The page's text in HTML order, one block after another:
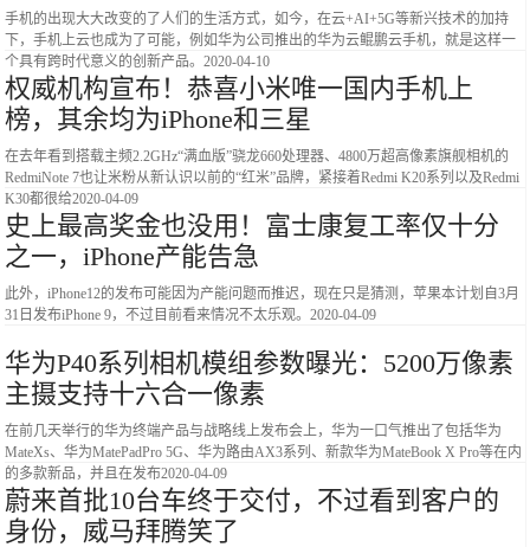
手机的出现大大改变的了人们的生活方式，如今，在云+AI+5G等新兴技术的加持
下，手机上云也成为了可能，例如华为公司推出的华为云鲲鹏云手机，就是这样一
个具有跨时代意义的创新产品。2020-04-10
权威机构宣布！恭喜小米唯一国内手机上
榜，其余均为iPhone和三星
在去年看到搭载主频2.2GHz“满血版”骁龙660处理器、4800万超高像素旗舰相机的
RedmiNote 7也让米粉从新认识以前的“红米”品牌，紧接着Redmi K20系列以及Redmi
K30都很给2020-04-09
史上最高奖金也没用！富士康复工率仅十分
之一，iPhone产能告急
此外，iPhone12的发布可能因为产能问题而推迟，现在只是猜测，苹果本计划自3月
31日发布iPhone 9，不过目前看来情况不太乐观。2020-04-09
华为P40系列相机模组参数曝光：5200万像素
主摄支持十六合一像素
在前几天举行的华为终端产品与战略线上发布会上，华为一口气推出了包括华为
MateXs、华为MatePadPro 5G、华为路由AX3系列、新款华为MateBook X Pro等在内
的多款新品，并且在发布2020-04-09
蔚来首批10台车终于交付，不过看到客户的
身份，威马拜腾笑了